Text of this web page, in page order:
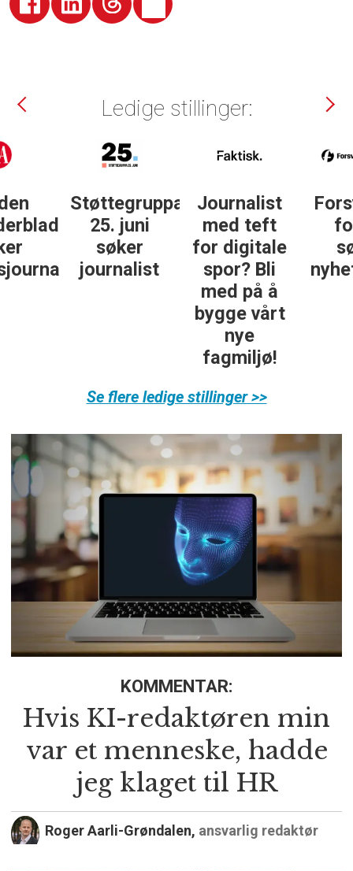
Ledige stillinger:
Støttegruppa
25. juni
journalist
Journalist
med teft
for digitale
spor? Bli
med på å
bygge vårt
fagmiljø!
Forsvarets
forum
søker
Se flere ledige stillinger >>
KOMMENTAR:
Hvis KI-redaktøren min
var et menneske, hadde
jeg klaget til HR
Roger Aarli-Grøndalen, ansvarlig redaktør